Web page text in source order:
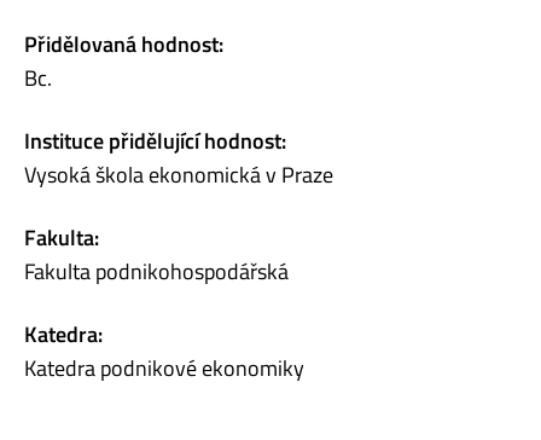
Přidělovaná hodnost:
Bc.
Instituce přidělující hodnost:
Vysoká škola ekonomická v Praze
Fakulta:
Fakulta podnikohospodářská
Katedra:
Katedra podnikové ekonomiky